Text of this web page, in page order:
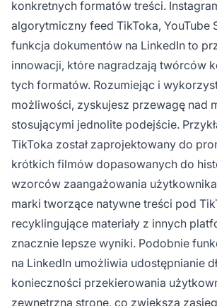
konkretnych formatów treści.
algorytmiczny feed TikToka, YouTube
funkcja dokumentów na LinkedIn to
innowacji, które nagradzają twórców
tych formatów. Rozumiejąc i
możliwości, zyskujesz przewagę nad
stosującymi jednolite podejście.
TikToka został zaprojektowany do
krótkich filmów dopasowanych do
wzorców zaangażowania
marki tworzące natywne treści pod
recyklingujące materiały z innych
znacznie lepsze wyniki. Podobnie
na LinkedIn umożliwia udostępnianie
konieczności przekierowania
zewnętrzną stronę, co zwiększa